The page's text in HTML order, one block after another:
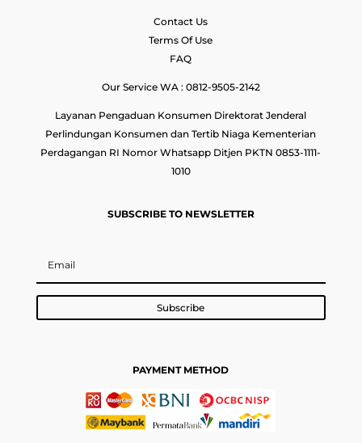
Contact Us
Terms Of Use
FAQ
Our Service WA : 0812-9505-2142
Layanan Pengaduan Konsumen Direktorat Jenderal
Perlindungan Konsumen dan Tertib Niaga Kementerian
Perdagangan RI Nomor Whatsapp Ditjen PKTN 0853-1111-
1010
SUBSCRIBE TO NEWSLETTER
Subscribe
PAYMENT METHOD